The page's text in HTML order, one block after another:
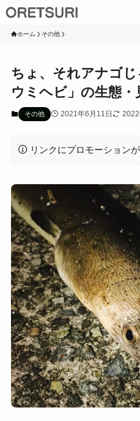
ホーム その他
ちょ、それアナゴ
ウミヘビ」の生態・
その他 2021年6月11日 2022
リンクにプロモーション